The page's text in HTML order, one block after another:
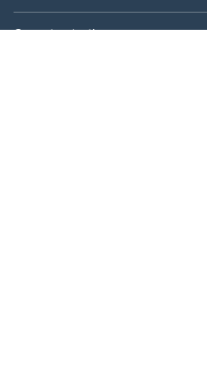
Contador de días